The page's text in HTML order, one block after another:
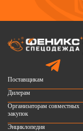
Поставщикам
Дилерам
Организаторам совместных
закупок
Энциклопедия